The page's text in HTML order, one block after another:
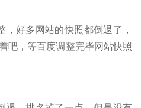
好多网站的快照都倒退了，
吧，等百度调整完毕网站快照